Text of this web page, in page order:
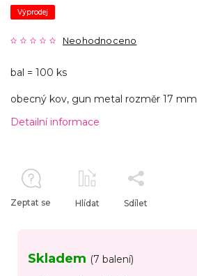
Výprodej
Neohodnoceno
Skladem (7 balení)
bal = 100 ks
obecný kov, gun metal rozměr 17 mm
Detailní informace
Zeptat se Hlídat Sdílet